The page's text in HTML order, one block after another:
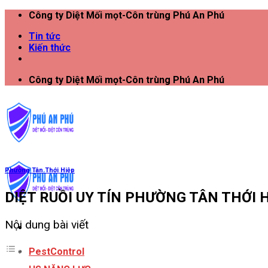
Công ty Diệt Mối mọt-Côn trùng Phú An Phú
Tin tức
Kiến thức
Công ty Diệt Mối mọt-Côn trùng Phú An Phú
PestControl
Phường Tân Thới Hiệp
DIỆT RUỒI UY TÍN PHƯỜNG TÂN THỚI
Nội dung bài viết